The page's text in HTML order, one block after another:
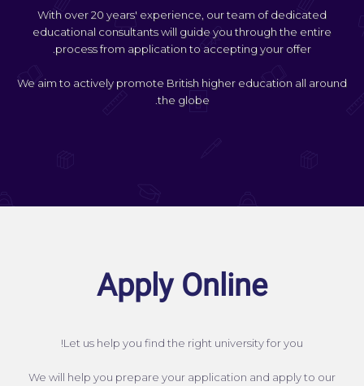
With over 20 years' experience, our team of dedicated
educational consultants will guide you through the entire
process from application to accepting your offer.
We aim to actively promote British higher education all around
the globe.
Apply Online
Let us help you find the right university for you!
We will help you prepare your application and apply to our